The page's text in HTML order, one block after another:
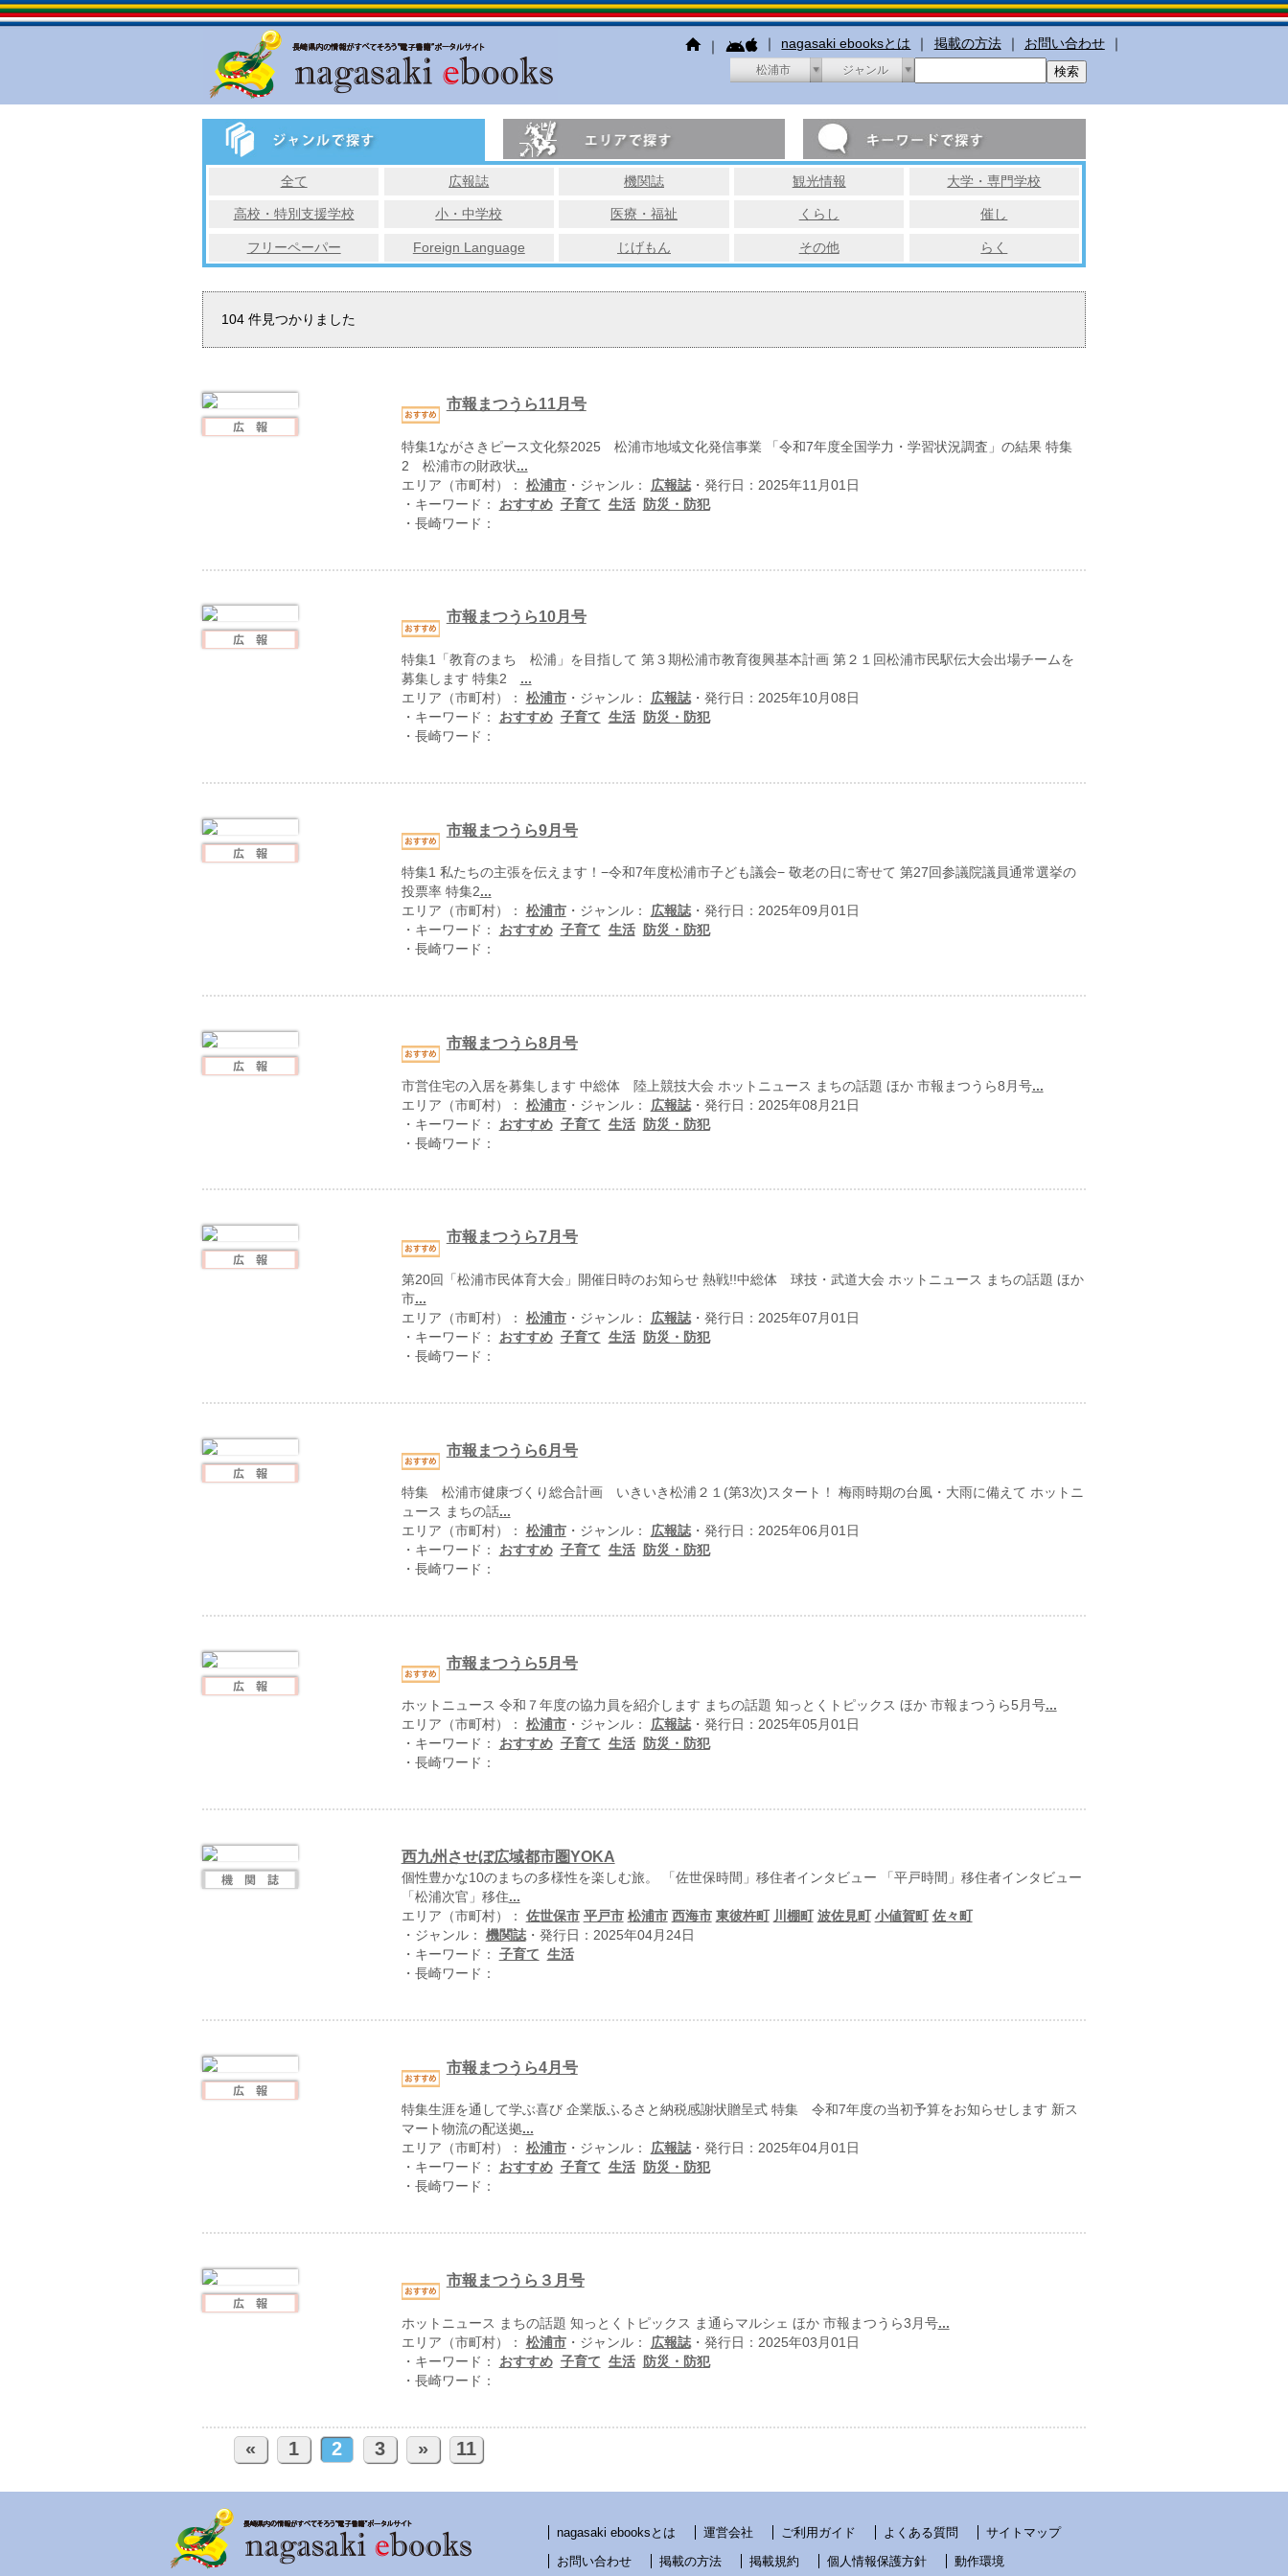
｜ ｜ nagasaki ebooksとは ｜ 掲載の方法 ｜ お問い合わせ ｜
松浦市 ジャンル
全て 広報誌 機関誌 観光情報 大学・専門学校
高校・特別支援学校 小・中学校 医療・福祉 くらし 催し
フリーペーパー Foreign Language じげもん その他 らく
104件見つかりました
市報まつうら11月号
特集1ながさきピース文化祭2025 松浦市地域文化発信事業 「令和7年度全国学力・学習状況調査」の結果 特集
2 松浦市の財政状...
エリア（市町村）： 松浦市・ジャンル： 広報誌・発行日：2025年11月01日
・キーワード： おすすめ 子育て 生活
防災・防犯
・長崎ワード：
市報まつうら10月号
特集1「教育のまち 松浦」を目指して 第３期松浦市教育復興基本計画 第２１回松浦市民駅伝大会出場チームを
募集します 特集2 ...
エリア（市町村）： 松浦市・ジャンル： 広報誌・発行日：2025年10月08日
・キーワード： おすすめ 子育て 生活
防災・防犯
・長崎ワード：
市報まつうら9月号
特集1 私たちの主張を伝えます！−令和7年度松浦市子ども議会− 敬老の日に寄せて 第27回参議院議員通常選挙の
投票率 特集2...
エリア（市町村）： 松浦市・ジャンル： 広報誌・発行日：2025年09月01日
・キーワード： おすすめ 子育て 生活
防災・防犯
・長崎ワード：
市報まつうら8月号
市営住宅の入居を募集します 中総体 陸上競技大会 ホットニュース まちの話題 ほか 市報まつうら8月号...
エリア（市町村）： 松浦市・ジャンル： 広報誌・発行日：2025年08月21日
・キーワード： おすすめ 子育て 生活
防災・防犯
・長崎ワード：
市報まつうら7月号
第20回「松浦市民体育大会」開催日時のお知らせ 熱戦!!中総体 球技・武道大会 ホットニュース まちの話題 ほか
市...
エリア（市町村）： 松浦市・ジャンル： 広報誌・発行日：2025年07月01日
・キーワード： おすすめ 子育て 生活
防災・防犯
・長崎ワード：
市報まつうら6月号
特集 松浦市健康づくり総合計画 いきいき松浦２１(第3次)スタート！ 梅雨時期の台風・大雨に備えて ホットニ
ュース まちの話...
エリア（市町村）： 松浦市・ジャンル： 広報誌・発行日：2025年06月01日
・キーワード： おすすめ 子育て 生活
防災・防犯
・長崎ワード：
市報まつうら5月号
ホットニュース 令和７年度の協力員を紹介します まちの話題 知っとくトピックス ほか 市報まつうら5月号...
エリア（市町村）： 松浦市・ジャンル： 広報誌・発行日：2025年05月01日
・キーワード： おすすめ 子育て 生活
防災・防犯
・長崎ワード：
西九州させぼ広域都市圏YOKA
個性豊かな10のまちの多様性を楽しむ旅。 「佐世保時間」移住者インタビュー 「平戸時間」移住者インタビュー
「松浦次官」移住...
エリア（市町村）： 佐世保市 平戸市 松浦市 西海市 東彼杵町 川棚町 波佐見町 小値賀町
佐々町
・ジャンル： 機関誌・発行日：2025年04月24日
・キーワード： 子育て 生活
・長崎ワード：
市報まつうら4月号
特集生涯を通して学ぶ喜び 企業版ふるさと納税感謝状贈呈式 特集 令和7年度の当初予算をお知らせします 新ス
マート物流の配送拠...
エリア（市町村）： 松浦市・ジャンル： 広報誌・発行日：2025年04月01日
・キーワード： おすすめ 子育て 生活
防災・防犯
・長崎ワード：
市報まつうら３月号
ホットニュース まちの話題 知っとくトピックス ま通らマルシェ ほか 市報まつうら3月号...
エリア（市町村）： 松浦市・ジャンル： 広報誌・発行日：2025年03月01日
・キーワード： おすすめ 子育て 生活
防災・防犯
・長崎ワード：
« 1 2 3 » 11
nagasaki ebooksとは 運営会社 ご利用ガイド よくある質問
サイトマップ
お問い合わせ
掲載の方法 掲載規約 個人情報保護方針 動作環境